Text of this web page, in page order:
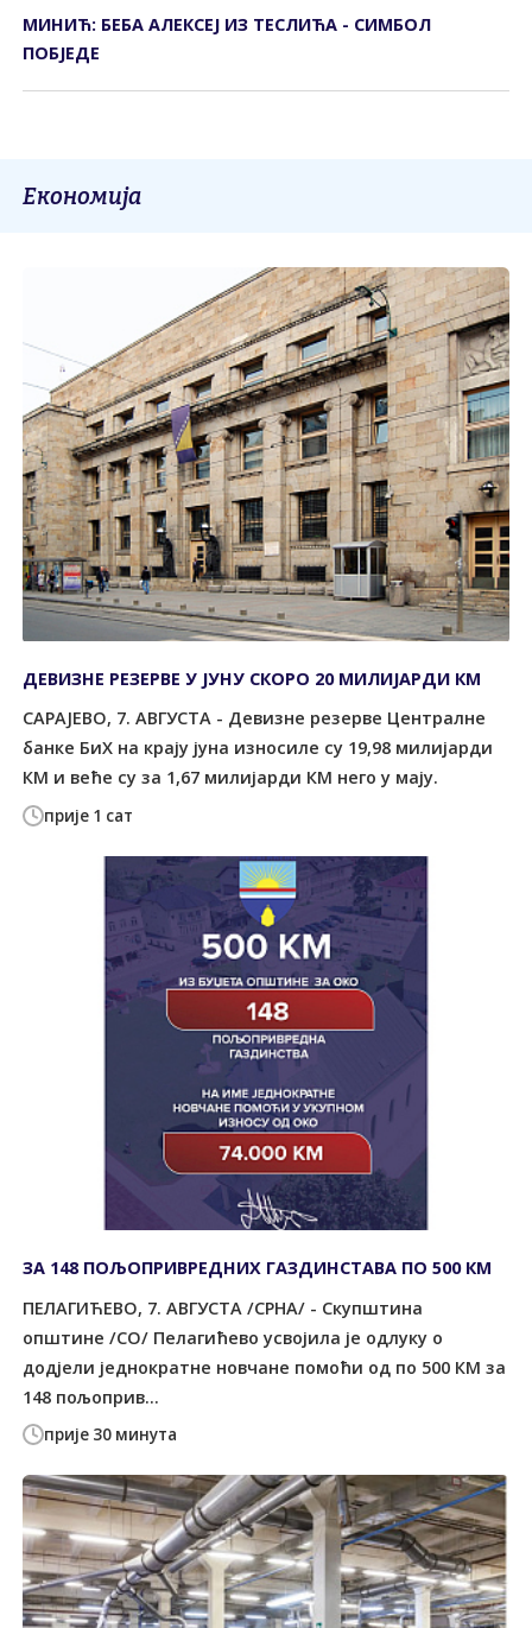
МИНИЋ: БЕБА АЛЕКСЕЈ ИЗ ТЕСЛИЋА - СИМБОЛ
ПОБЈЕДЕ
Економија
прије 1 сат
ДЕВИЗНЕ РЕЗЕРВЕ У ЈУНУ СКОРО 20 МИЛИЈАРДИ КМ
САРАЈЕВО, 7. АВГУСТА - Девизне резерве Централне
банке БиХ на крају јуна износиле су 19,98 милијарди
КМ и веће су за 1,67 милијарди КМ него у мају.
прије 30 минута
ЗА 148 ПОЉОПРИВРЕДНИХ ГАЗДИНСТАВА ПО 500 КМ
ПЕЛАГИЋЕВО, 7. АВГУСТА /СРНА/ - Скупштина
општине /СО/ Пелагићево усвојила је одлуку о
додјели једнократне новчане помоћи од по 500 КМ за
148 пољоприв...